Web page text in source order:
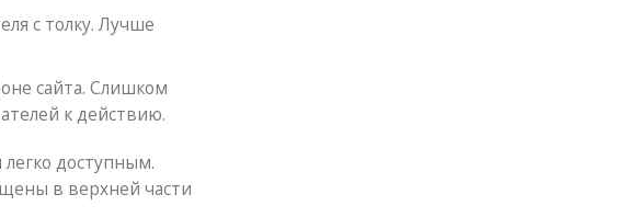
с толку. Лучше
сайта. Слишком
к действию.
доступным.
в верхней части